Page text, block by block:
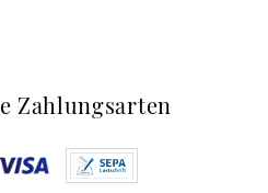
Zahlungsarten